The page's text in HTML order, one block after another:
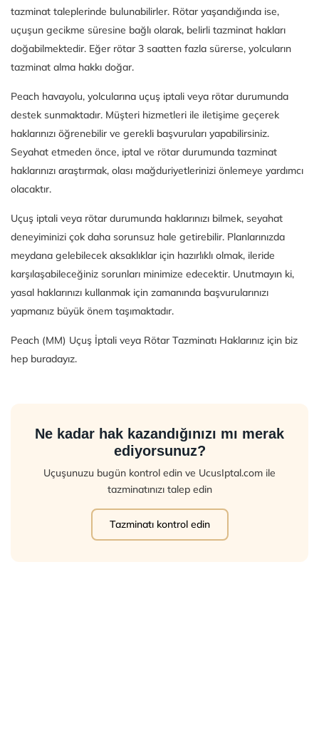
tazminat taleplerinde bulunabilirler. Rötar yaşandığında ise,
uçuşun gecikme süresine bağlı olarak, belirli tazminat hakları
doğabilmektedir. Eğer rötar 3 saatten fazla sürerse, yolcuların
tazminat alma hakkı doğar.
Peach havayolu, yolcularına uçuş iptali veya rötar durumunda
destek sunmaktadır. Müşteri hizmetleri ile iletişime geçerek
haklarınızı öğrenebilir ve gerekli başvuruları yapabilirsiniz.
Seyahat etmeden önce, iptal ve rötar durumunda tazminat
haklarınızı araştırmak, olası mağduriyetlerinizi önlemeye yardımcı
olacaktır.
Uçuş iptali veya rötar durumunda haklarınızı bilmek, seyahat
deneyiminizi çok daha sorunsuz hale getirebilir. Planlarınızda
meydana gelebilecek aksaklıklar için hazırlıklı olmak, ileride
karşılaşabileceğiniz sorunları minimize edecektir. Unutmayın ki,
yasal haklarınızı kullanmak için zamanında başvurularınızı
yapmanız büyük önem taşımaktadır.
Peach (MM) Uçuş İptali veya Rötar Tazminatı Haklarınız için biz
hep buradayız.
Ne kadar hak kazandığınızı mı merak
ediyorsunuz?
Uçuşunuzu bugün kontrol edin ve UcusIptal.com ile
tazminatınızı talep edin
Tazminatı kontrol edin